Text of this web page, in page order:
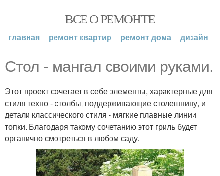
ВСЕ О РЕМОНТЕ
главная ремонт квартир ремонт дома дизайн
Стол - мангал своими руками.
Этот проект сочетает в себе элементы, характерные для
стиля техно - столбы, поддерживающие столешницу, и
детали классического стиля - мягкие плавные линии
топки. Благодаря такому сочетанию этот гриль будет
органично смотреться в любом саду.